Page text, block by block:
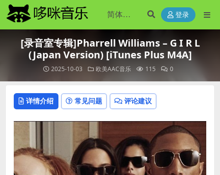
登录
[录音室专辑]Pharrell Williams – G I R L
(Japan Version) [iTunes Plus M4A]
2025-10-03 欧美AAC音乐 115 0
详情介绍 常见问题 评论建议